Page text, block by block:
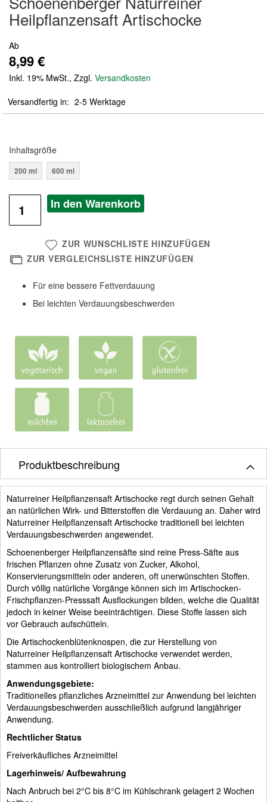
der
Bildergalerie
Heilpflanzensaft Artischocke
Ab
8,99 €
Inkl. 19% MwSt., Zzgl. Versandkosten
Versandfertig in
2-5 Werktage
Inhaltsgröße
200 ml 600 ml
In den Warenkorb
ZUR WUNSCHLISTE HINZUFÜGEN
ZUR VERGLEICHSLISTE HINZUFÜGEN
Für eine bessere Fettverdauung
Bei leichten Verdauungsbeschwerden
Produktbeschreibung
Naturreiner Heilpflanzensaft Artischocke regt durch seinen Gehalt
an natürlichen Wirk- und Bitterstoffen die Verdauung an. Daher wird
Naturreiner Heilpflanzensaft Artischocke traditionell bei leichten
Verdauungsbeschwerden angewendet.
Schoenenberger Heilpflanzensäfte sind reine Press-Säfte aus
frischen Pflanzen ohne Zusatz von Zucker, Alkohol,
Konservierungsmitteln oder anderen, oft unerwünschten Stoffen.
Durch völlig natürliche Vorgänge können sich im Artischocken-
Frischpflanzen-Presssaft Ausflockungen bilden, welche die Qualität
jedoch in keiner Weise beeinträchtigen. Diese Stoffe lassen sich
vor Gebrauch aufschütteln.
Die Artischockenblütenknospen, die zur Herstellung von
Naturreiner Heilpflanzensaft Artischocke verwendet werden,
stammen aus kontrolliert biologischem Anbau.
Anwendungsgebiete:
Traditionelles pflanzliches Arzneimittel zur Anwendung bei leichten
Verdauungsbeschwerden ausschließlich aufgrund langjähriger
Anwendung.
Rechtlicher Status
Freiverkäufliches Arzneimittel
Lagerhinweis/ Aufbewahrung
Nach Anbruch bei 2°C bis 8°C im Kühlschrank gelagert 2 Wochen